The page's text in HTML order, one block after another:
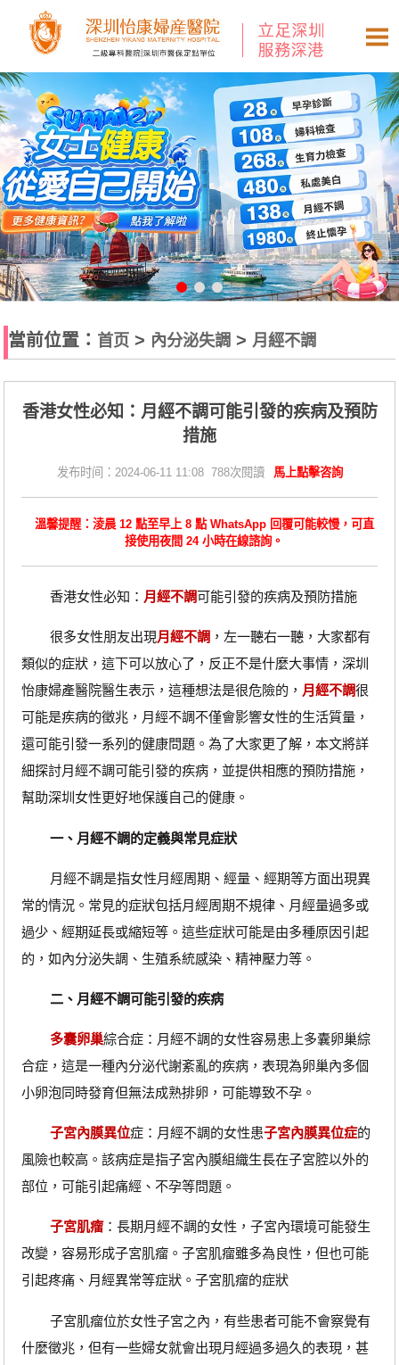
當前位置： 首页 > 內分泌失調 > 月經不調
​香港女性必知：月經不調可能引發的疾病及預防
措施
发布时间：2024-06-11 11:08 788次閱讀 馬上點擊咨詢
溫馨提醒：淩晨 12 點至早上 8 點 WhatsApp 回覆可能較慢，可直
接使用夜間 24 小時在線諮詢。
香港女性必知： 月經不調可能引發的疾病及預防措施
很多女性朋友出現月經不調 ，左一聽右一聽，大家都有
類似的症狀，這下可以放心了，反正不是什麼大事情，深圳
怡康婦產醫院醫生表示，這種想法是很危險的， 月經不調很
可能是疾病的徵兆，月經不調不僅會影響女性的生活質量，
還可能引發一系列的健康問題。為了大家更了解，本文將詳
細探討月經不調可能引發的疾病，並提供相應的預防措施，
幫助深圳女性更好地保護自己的健康。
一、月經不調的定義與常見症狀
月經不調是指女性月經周期、經量、經期等方面出現異
常的情況。常見的症狀包括月經周期不規律、月經量過多或
過少、經期延長或縮短等。這些症狀可能是由多種原因引起
的，如內分泌失調、生殖系統感染、精神壓力等。
二、月經不調可能引發的疾病
多囊卵巢綜合症：月經不調的女性容易患上多囊卵巢綜
合症，這是一種內分泌代謝紊亂的疾病，表現為卵巢內多個
小卵泡同時發育但無法成熟排卵，可能導致不孕。
子宮內膜異位症：月經不調的女性患子宮內膜異位症的
風險也較高。該病症是指子宮內膜組織生長在子宮腔以外的
部位，可能引起痛經、不孕等問題。
子宮肌瘤：長期月經不調的女性，子宮內環境可能發生
改變，容易形成子宮肌瘤。子宮肌瘤雖多為良性，但也可能
引起疼痛、月經異常等症狀。子宮肌瘤的症狀
子宮肌瘤位於女性子宮之內，有些患者可能不會察覺有
什麼徵兆，但有一些婦女就會出現月經過多過久的表現，甚